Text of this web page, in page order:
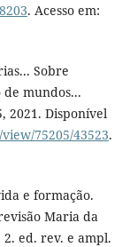
. Acesso em:
Sobre
mundos...
2021. Disponível
75205/43523.
e formação.
Maria da
2. ed. rev. e ampl.